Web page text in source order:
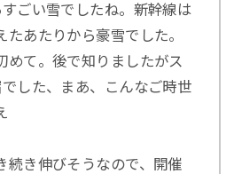
ごい雪でしたね。新幹線は
あたりから豪雪でした。
めて。後で知りましたがス
した、まあ、こんなご時世
続き伸びそうなので、開催